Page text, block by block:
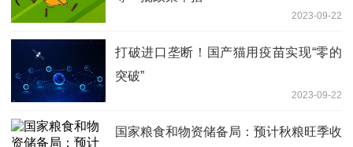
2023-09-22
打破进口垄断！国产猫用疫苗实现“零的
突破”
2023-09-22
国家粮食和物资储备局：预计秋粮旺季收